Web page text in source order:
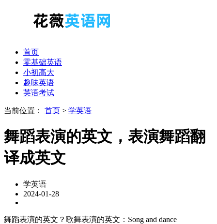
首页
零基础英语
小初高大
趣味英语
英语考试
当前位置： 首页 > 学英语
舞蹈表演的英文，表演舞蹈翻
译成英文
学英语
2024-01-28
舞蹈表演的英文？歌舞表演的英文：Song and dance